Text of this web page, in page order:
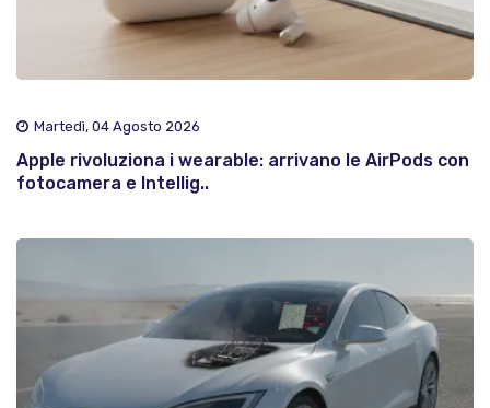
Martedì, 04 Agosto 2026
Apple rivoluziona i wearable: arrivano le AirPods con
fotocamera e Intellig..